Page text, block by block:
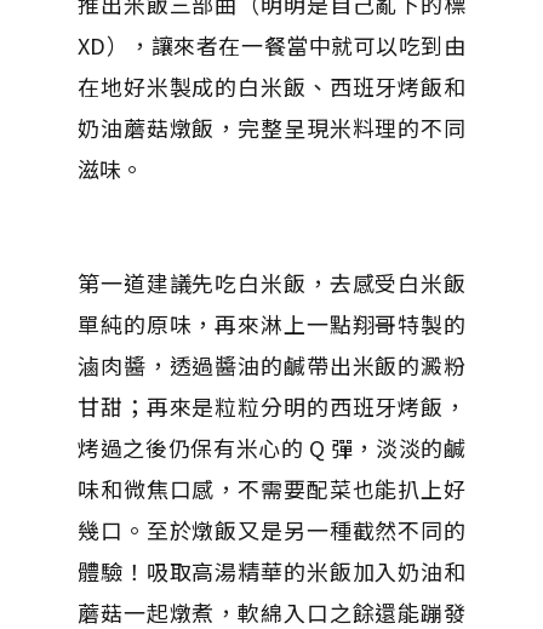
XD），讓來者在一餐當中就可以吃到由
在地好米製成的白米飯、西班牙烤飯和
奶油蘑菇燉飯，完整呈現米料理的不同
滋味。
第一道建議先吃白米飯，去感受白米飯
單純的原味，再來淋上一點翔哥特製的
滷肉醬，透過醬油的鹹帶出米飯的澱粉
甘甜；再來是粒粒分明的西班牙烤飯，
烤過之後仍保有米心的 Q 彈，淡淡的鹹
味和微焦口感，不需要配菜也能扒上好
幾口。至於燉飯又是另一種截然不同的
體驗！吸取高湯精華的米飯加入奶油和
蘑菇一起燉煮，軟綿入口之餘還能蹦發